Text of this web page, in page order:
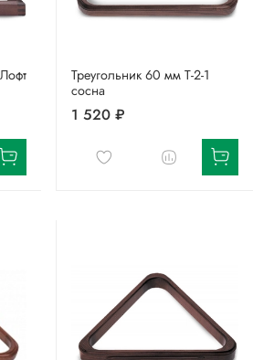
Треугольник 60 мм Т-2-1
сосна
1 520 ₽